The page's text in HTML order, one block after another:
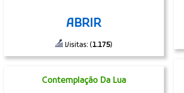
ABRIR
Visitas: (1.175)
Contemplação Da Lua